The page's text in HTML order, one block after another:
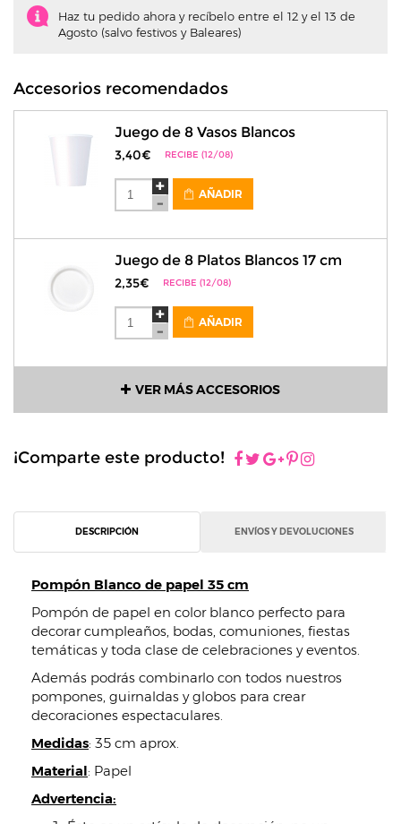
Haz tu pedido ahora y recíbelo entre el 12 y el 13 de
Agosto (salvo festivos y Baleares)
Accesorios recomendados
Juego de 8 Vasos Blancos
3,40€ RECIBE (12/08)
AÑADIR
Juego de 8 Platos Blancos 17 cm
2,35€ RECIBE (12/08)
AÑADIR
VER MÁS ACCESORIOS
¡Comparte este producto!
DESCRIPCIÓN ENVÍOS Y DEVOLUCIONES
Pompón Blanco de papel 35 cm
Pompón de papel en color blanco perfecto para
decorar cumpleaños, bodas, comuniones, fiestas
temáticas y toda clase de celebraciones y eventos.
Además podrás combinarlo con todos nuestros
pompones, guirnaldas y globos para crear
decoraciones espectaculares.
Medidas: 35 cm aprox.
Material: Papel
Advertencia: